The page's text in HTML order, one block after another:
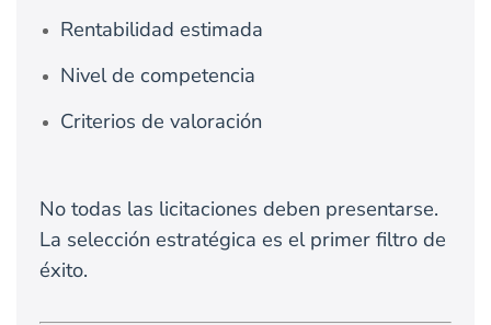
Rentabilidad estimada
Nivel de competencia
Criterios de valoración
No todas las licitaciones deben presentarse.
La selección estratégica es el primer filtro de
éxito.